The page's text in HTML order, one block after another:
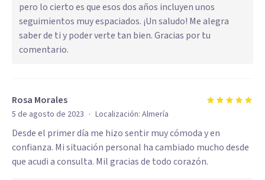
pero lo cierto es que esos dos años incluyen unos
seguimientos muy espaciados. ¡Un saludo! Me alegra
saber de ti y poder verte tan bien. Gracias por tu
comentario.
Rosa Morales
5 de agosto de 2023 · Localización: Almería
Desde el primer día me hizo sentir muy cómoda y en
confianza. Mi situación personal ha cambiado mucho desde
que acudi a consulta. Mil gracias de todo corazón.